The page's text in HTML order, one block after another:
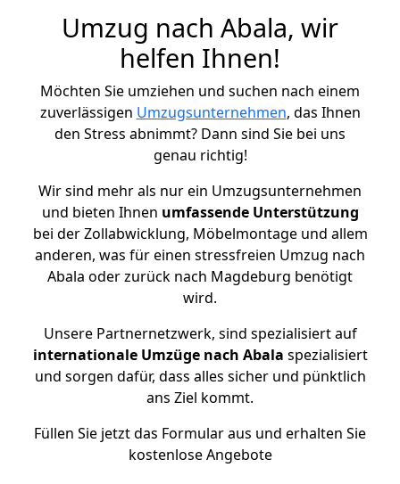
Umzug nach Abala, wir
helfen Ihnen!
Möchten Sie umziehen und suchen nach einem
zuverlässigen Umzugsunternehmen, das Ihnen
den Stress abnimmt? Dann sind Sie bei uns
genau richtig!
Wir sind mehr als nur ein Umzugsunternehmen
und bieten Ihnen umfassende Unterstützung
bei der Zollabwicklung, Möbelmontage und allem
anderen, was für einen stressfreien Umzug nach
Abala oder zurück nach Magdeburg benötigt
wird.
Unsere Partnernetzwerk, sind spezialisiert auf
internationale Umzüge nach Abala spezialisiert
und sorgen dafür, dass alles sicher und pünktlich
ans Ziel kommt.
Füllen Sie jetzt das Formular aus und erhalten Sie
kostenlose Angebote